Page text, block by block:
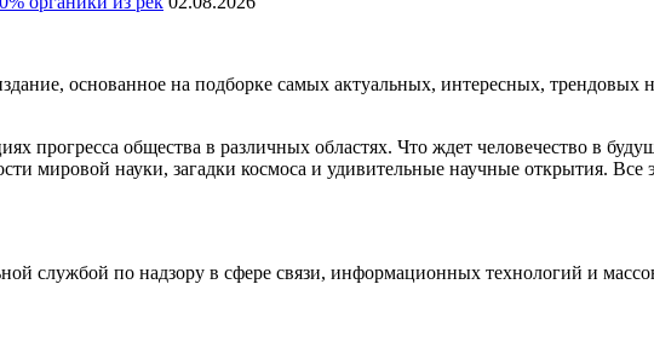
основанное на подборке самых актуальных, интересных, трендовых
общества в различных областях. Что ждет человечество в
мировой науки, загадки космоса и удивительные научные открытия. Все
службой по надзору в сфере связи, информационных технологий и